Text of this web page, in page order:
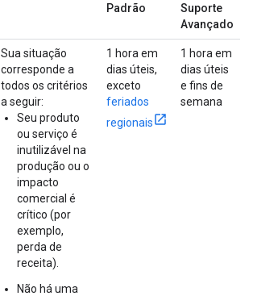
Padrão
Suporte
Avançado
Sua situação
corresponde a
todos os critérios
a seguir:
Seu produto
ou serviço é
inutilizável na
produção ou o
impacto
comercial é
crítico (por
exemplo,
perda de
receita).
Não há uma
1 hora em
dias úteis,
exceto
feriados
regionais
1 hora em
dias úteis
e fins de
semana